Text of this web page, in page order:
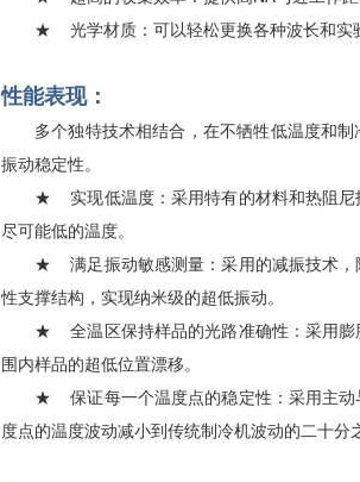
★ 光学材质：可以轻松更换各种波长和实
性能表现：
多个独特技术相结合，在不牺牲低温度和
振动稳定性。
★ 实现低温度：采用特有的材料和热阻尼
尽可能低的温度。
★ 满足振动敏感测量：采用的减振技术，
性支撑结构，实现纳米级的超低振动。
★ 全温区保持样品的光路准确性：采用膨
围内样品的超低位置漂移。
★ 保证每一个温度点的稳定性：采用主动
度点的温度波动减小到传统制冷机波动的二十分